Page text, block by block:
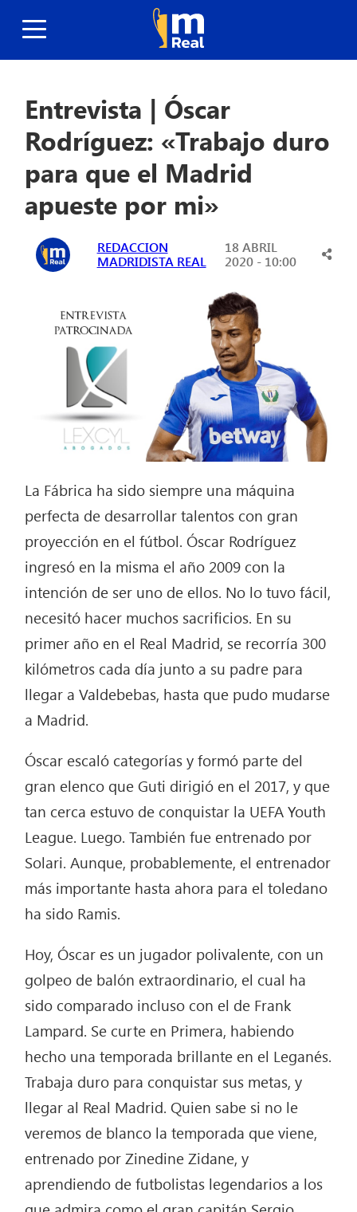
Entrevista | Óscar
Rodríguez: «Trabajo duro
para que el Madrid
apueste por mi»
REDACCION
MADRIDISTA REAL
18 ABRIL
2020 - 10:00
La Fábrica ha sido siempre una máquina
perfecta de desarrollar talentos con gran
proyección en el fútbol. Óscar Rodríguez
ingresó en la misma el año 2009 con la
intención de ser uno de ellos. No lo tuvo fácil,
necesitó hacer muchos sacrificios. En su
primer año en el Real Madrid, se recorría 300
kilómetros cada día junto a su padre para
llegar a Valdebebas, hasta que pudo mudarse
a Madrid.
Óscar escaló categorías y formó parte del
gran elenco que Guti dirigió en el 2017, y que
tan cerca estuvo de conquistar la UEFA Youth
League. Luego. También fue entrenado por
Solari. Aunque, probablemente, el entrenador
más importante hasta ahora para el toledano
ha sido Ramis.
Hoy, Óscar es un jugador polivalente, con un
golpeo de balón extraordinario, el cual ha
sido comparado incluso con el de Frank
Lampard. Se curte en Primera, habiendo
hecho una temporada brillante en el Leganés.
Trabaja duro para conquistar sus metas, y
llegar al Real Madrid. Quien sabe si no le
veremos de blanco la temporada que viene,
entrenado por Zinedine Zidane, y
aprendiendo de futbolistas legendarios a los